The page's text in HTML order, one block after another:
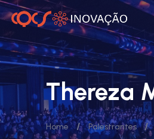
Thereza
Home / Palestrantes /